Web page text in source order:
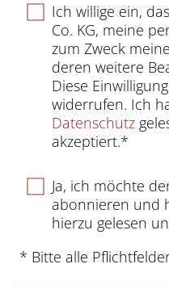
Ich willige ein,
Co. KG, meine
zum Zweck
deren weitere
Diese
widerrufen. Ich
Datenschutz
akzeptiert.*
Ja, ich möchte
abonnieren und
hierzu gelesen
* Bitte alle